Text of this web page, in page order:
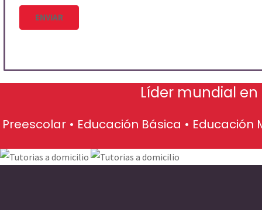
Líder mundial
Preescolar • Educación Básica •